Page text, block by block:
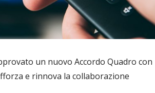
un nuovo Accordo Quadro con
e rinnova la collaborazione